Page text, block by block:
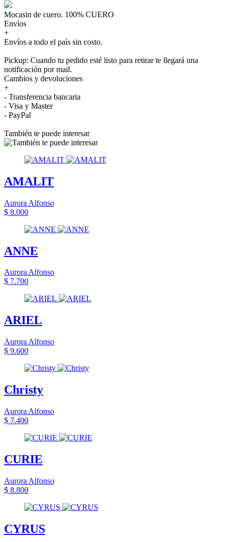
Mocasin de cuero. 100% CUERO
Envíos
+
Envíos a todo el país sin costo.
Pickup: Cuando tu pedido esté listo para retirar te llegará una
notificación por mail.
Cambios y devoluciones
+
- Transferencia bancaria
- Visa y Master
- PayPal
También te puede interesar
AMALIT
Aurora Alfonso
$ 8.000
ANNE
Aurora Alfonso
$ 7.700
ARIEL
Aurora Alfonso
$ 9.600
Christy
Aurora Alfonso
$ 7.400
CURIE
Aurora Alfonso
$ 8.800
CYRUS